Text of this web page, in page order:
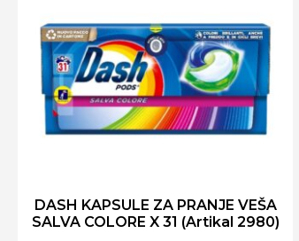
DASH KAPSULE ZA PRANJE VEŠA
SALVA COLORE X 31 (Artikal 2980)